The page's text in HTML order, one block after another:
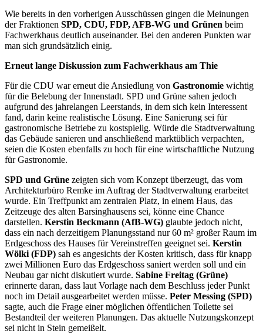
Wie bereits in den vorherigen Ausschüssen gingen die Meinungen
der Fraktionen SPD, CDU, FDP, AFB-WG und Grünen beim
Fachwerkhaus deutlich auseinander. Bei den anderen Punkten war
man sich grundsätzlich einig.
Erneut lange Diskussion zum Fachwerkhaus am Thie
Für die CDU war erneut die Ansiedlung von Gastronomie wichtig
für die Belebung der Innenstadt. SPD und Grüne sahen jedoch
aufgrund des jahrelangen Leerstands, in dem sich kein Interessent
fand, darin keine realistische Lösung. Eine Sanierung sei für
gastronomische Betriebe zu kostspielig. Würde die Stadtverwaltung
das Gebäude sanieren und anschließend marktüblich verpachten,
seien die Kosten ebenfalls zu hoch für eine wirtschaftliche Nutzung
für Gastronomie.
SPD und Grüne zeigten sich vom Konzept überzeugt, das vom
Architekturbüro Remke im Auftrag der Stadtverwaltung erarbeitet
wurde. Ein Treffpunkt am zentralen Platz, in einem Haus, das
Zeitzeuge des alten Barsinghausens sei, könne eine Chance
darstellen. Kerstin Beckmann (AfB-WG) glaubte jedoch nicht,
dass ein nach derzeitigem Planungsstand nur 60 m² großer Raum im
Erdgeschoss des Hauses für Vereinstreffen geeignet sei. Kerstin
Wölki (FDP) sah es angesichts der Kosten kritisch, dass für knapp
zwei Millionen Euro das Erdgeschoss saniert werden soll und ein
Neubau gar nicht diskutiert wurde. Sabine Freitag (Grüne)
erinnerte daran, dass laut Vorlage nach dem Beschluss jeder Punkt
noch im Detail ausgearbeitet werden müsse. Peter Messing (SPD)
sagte, auch die Frage einer möglichen öffentlichen Toilette sei
Bestandteil der weiteren Planungen. Das aktuelle Nutzungskonzept
sei nicht in Stein gemeißelt.